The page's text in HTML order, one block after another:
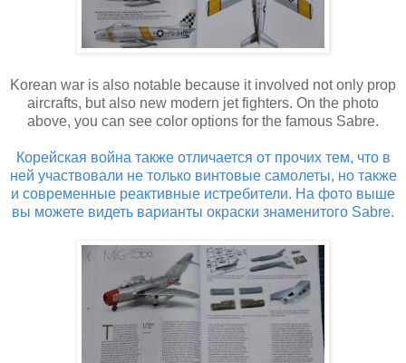
Korean war is also notable because it involved not only prop
aircrafts, but also new modern jet fighters. On the photo
above, you can see color options for the famous Sabre.
Корейская война также отличается от прочих тем, что в
ней участвовали не только винтовые самолеты, но также
и современные реактивные истребители. На фото выше
вы можете видеть варианты окраски знаменитого Sabre.